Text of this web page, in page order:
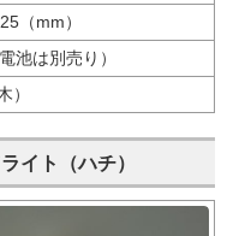
（mm）
池は別売り）
）
イト（ハチ）